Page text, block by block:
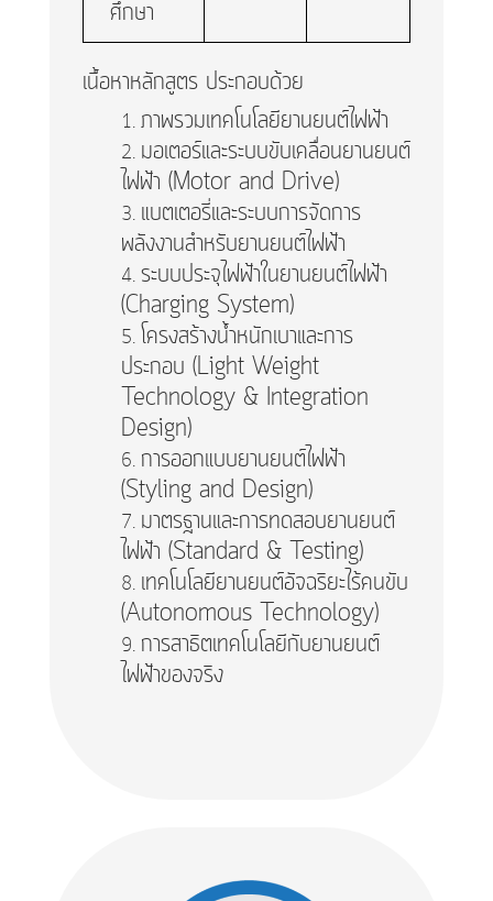
ศึกษา
เนื้อหาหลักสูตร ประกอบด้วย
ภาพรวมเทคโนโลยียานยนต์ไฟฟ้า
มอเตอร์และระบบขับเคลื่อนยานยนต์
ไฟฟ้า (Motor and Drive)
แบตเตอรี่และระบบการจัดการ
พลังงานสำหรับยานยนต์ไฟฟ้า
ระบบประจุไฟฟ้าในยานยนต์ไฟฟ้า
(Charging System)
โครงสร้างน้ำหนักเบาและการ
ประกอบ (Light Weight
Technology & Integration
Design)
การออกแบบยานยนต์ไฟฟ้า
(Styling and Design)
มาตรฐานและการทดสอบยานยนต์
ไฟฟ้า (Standard & Testing)
เทคโนโลยียานยนต์อัจฉริยะไร้คนขับ
(Autonomous Technology)
การสาธิตเทคโนโลยีกับยานยนต์
ไฟฟ้าของจริง